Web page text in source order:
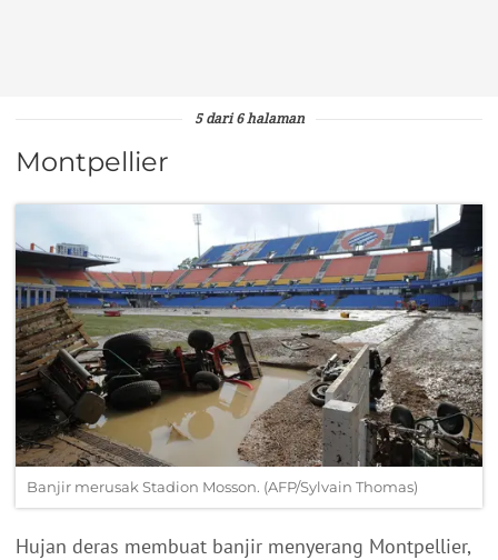
5 dari 6 halaman
Montpellier
Banjir merusak Stadion Mosson. (AFP/Sylvain Thomas)
Hujan deras membuat banjir menyerang Montpellier,